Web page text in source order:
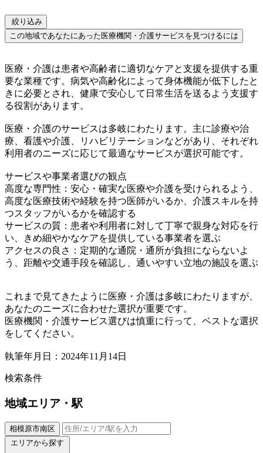
絞り込み
この地域であなたにあった医療機関・介護サービスを見つけるには
医療・介護は患者や高齢者に適切なケアと支援を提供する重
要な業種です。病気や高齢化によって身体機能が低下したと
きに必要とされ、健康で安心して日常生活を送るよう支援す
る役割があります。
医療・介護のサービスは多岐にわたります。主に診療や治
療、看護や介護、リハビリテーションなどがあり、それぞれ
利用者のニーズに応じて最適なサービスが選択可能です。
サービスや事業者選びの観点
高度な専門性：安心・確実な医療や介護を受けられるよう、
高度な医療技術や経験を持つ医師がいるか、介護スキルを持
つスタッフがいるかを確認する
サービスの質：患者や利用者に対して丁寧で親身な対応を行
い、きめ細やかなケアを提供している事業者を選ぶ
アクセスの良さ：定期的な通院・通所が負担にならないよ
う、距離や交通手段を確認し、通いやすい立地の施設を選ぶ
これまで見てきたように医療・介護は多岐にわたりますが、
あなたのニーズに合わせた選択が重要です。
医療機関・介護サービス選びは慎重に行って、ベストな選択
をしてください。
執筆年月日：2024年11月14日
検索条件
地域エリア・駅
相模原市南区
エリアから探す